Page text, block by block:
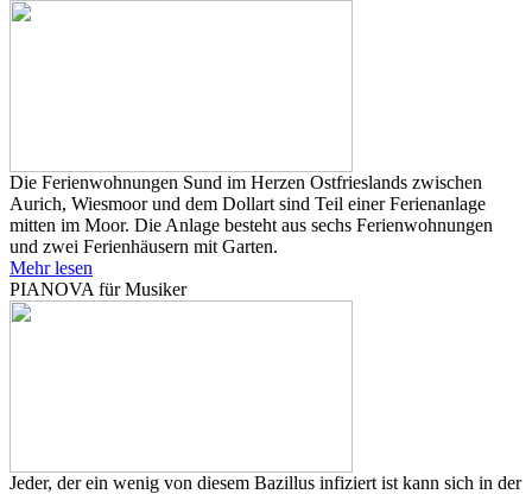
Die Ferienwohnungen Sund im Herzen Ostfrieslands zwischen
Aurich, Wiesmoor und dem Dollart sind Teil einer Ferienanlage
mitten im Moor. Die Anlage besteht aus sechs Ferienwohnungen
und zwei Ferienhäusern mit Garten.
Mehr lesen
PIANOVA für Musiker
Jeder, der ein wenig von diesem Bazillus infiziert ist kann sich in der